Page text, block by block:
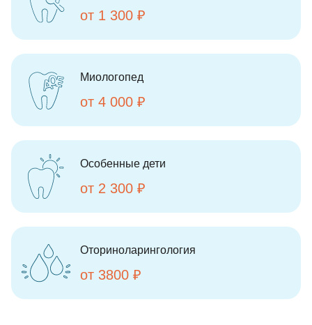
от 1 300 ₽
Миологопед
от 4 000 ₽
Особенные дети
от 2 300 ₽
Оториноларингология
от 3800 ₽